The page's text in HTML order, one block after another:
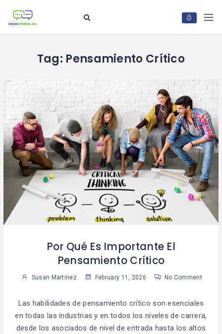
Tag: Pensamiento Crítico
Por Qué Es Importante El
Pensamiento Crítico
Susan Martinez February 11, 2026 No Comment
Las habilidades de pensamiento crítico son esenciales
en todas las industrias y en todos los niveles de carrera,
desde los asociados de nivel de entrada hasta los altos